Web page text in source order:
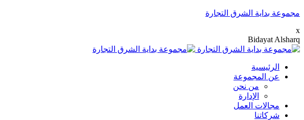
مجموعة بداية الشرق التجارة
x
Bidayat Alsharq
الرئيسية
عن المجموعة
من نحن
الإدارة
مجالات العمل
شركاتنا